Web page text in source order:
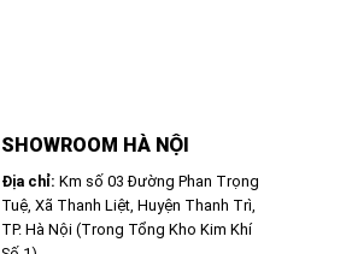
SHOWROOM HÀ NỘI
Địa chỉ: Km số 03 Đường Phan Trọng
Tuệ, Xã Thanh Liệt, Huyện Thanh Trì,
TP. Hà Nội (Trong Tổng Kho Kim Khí